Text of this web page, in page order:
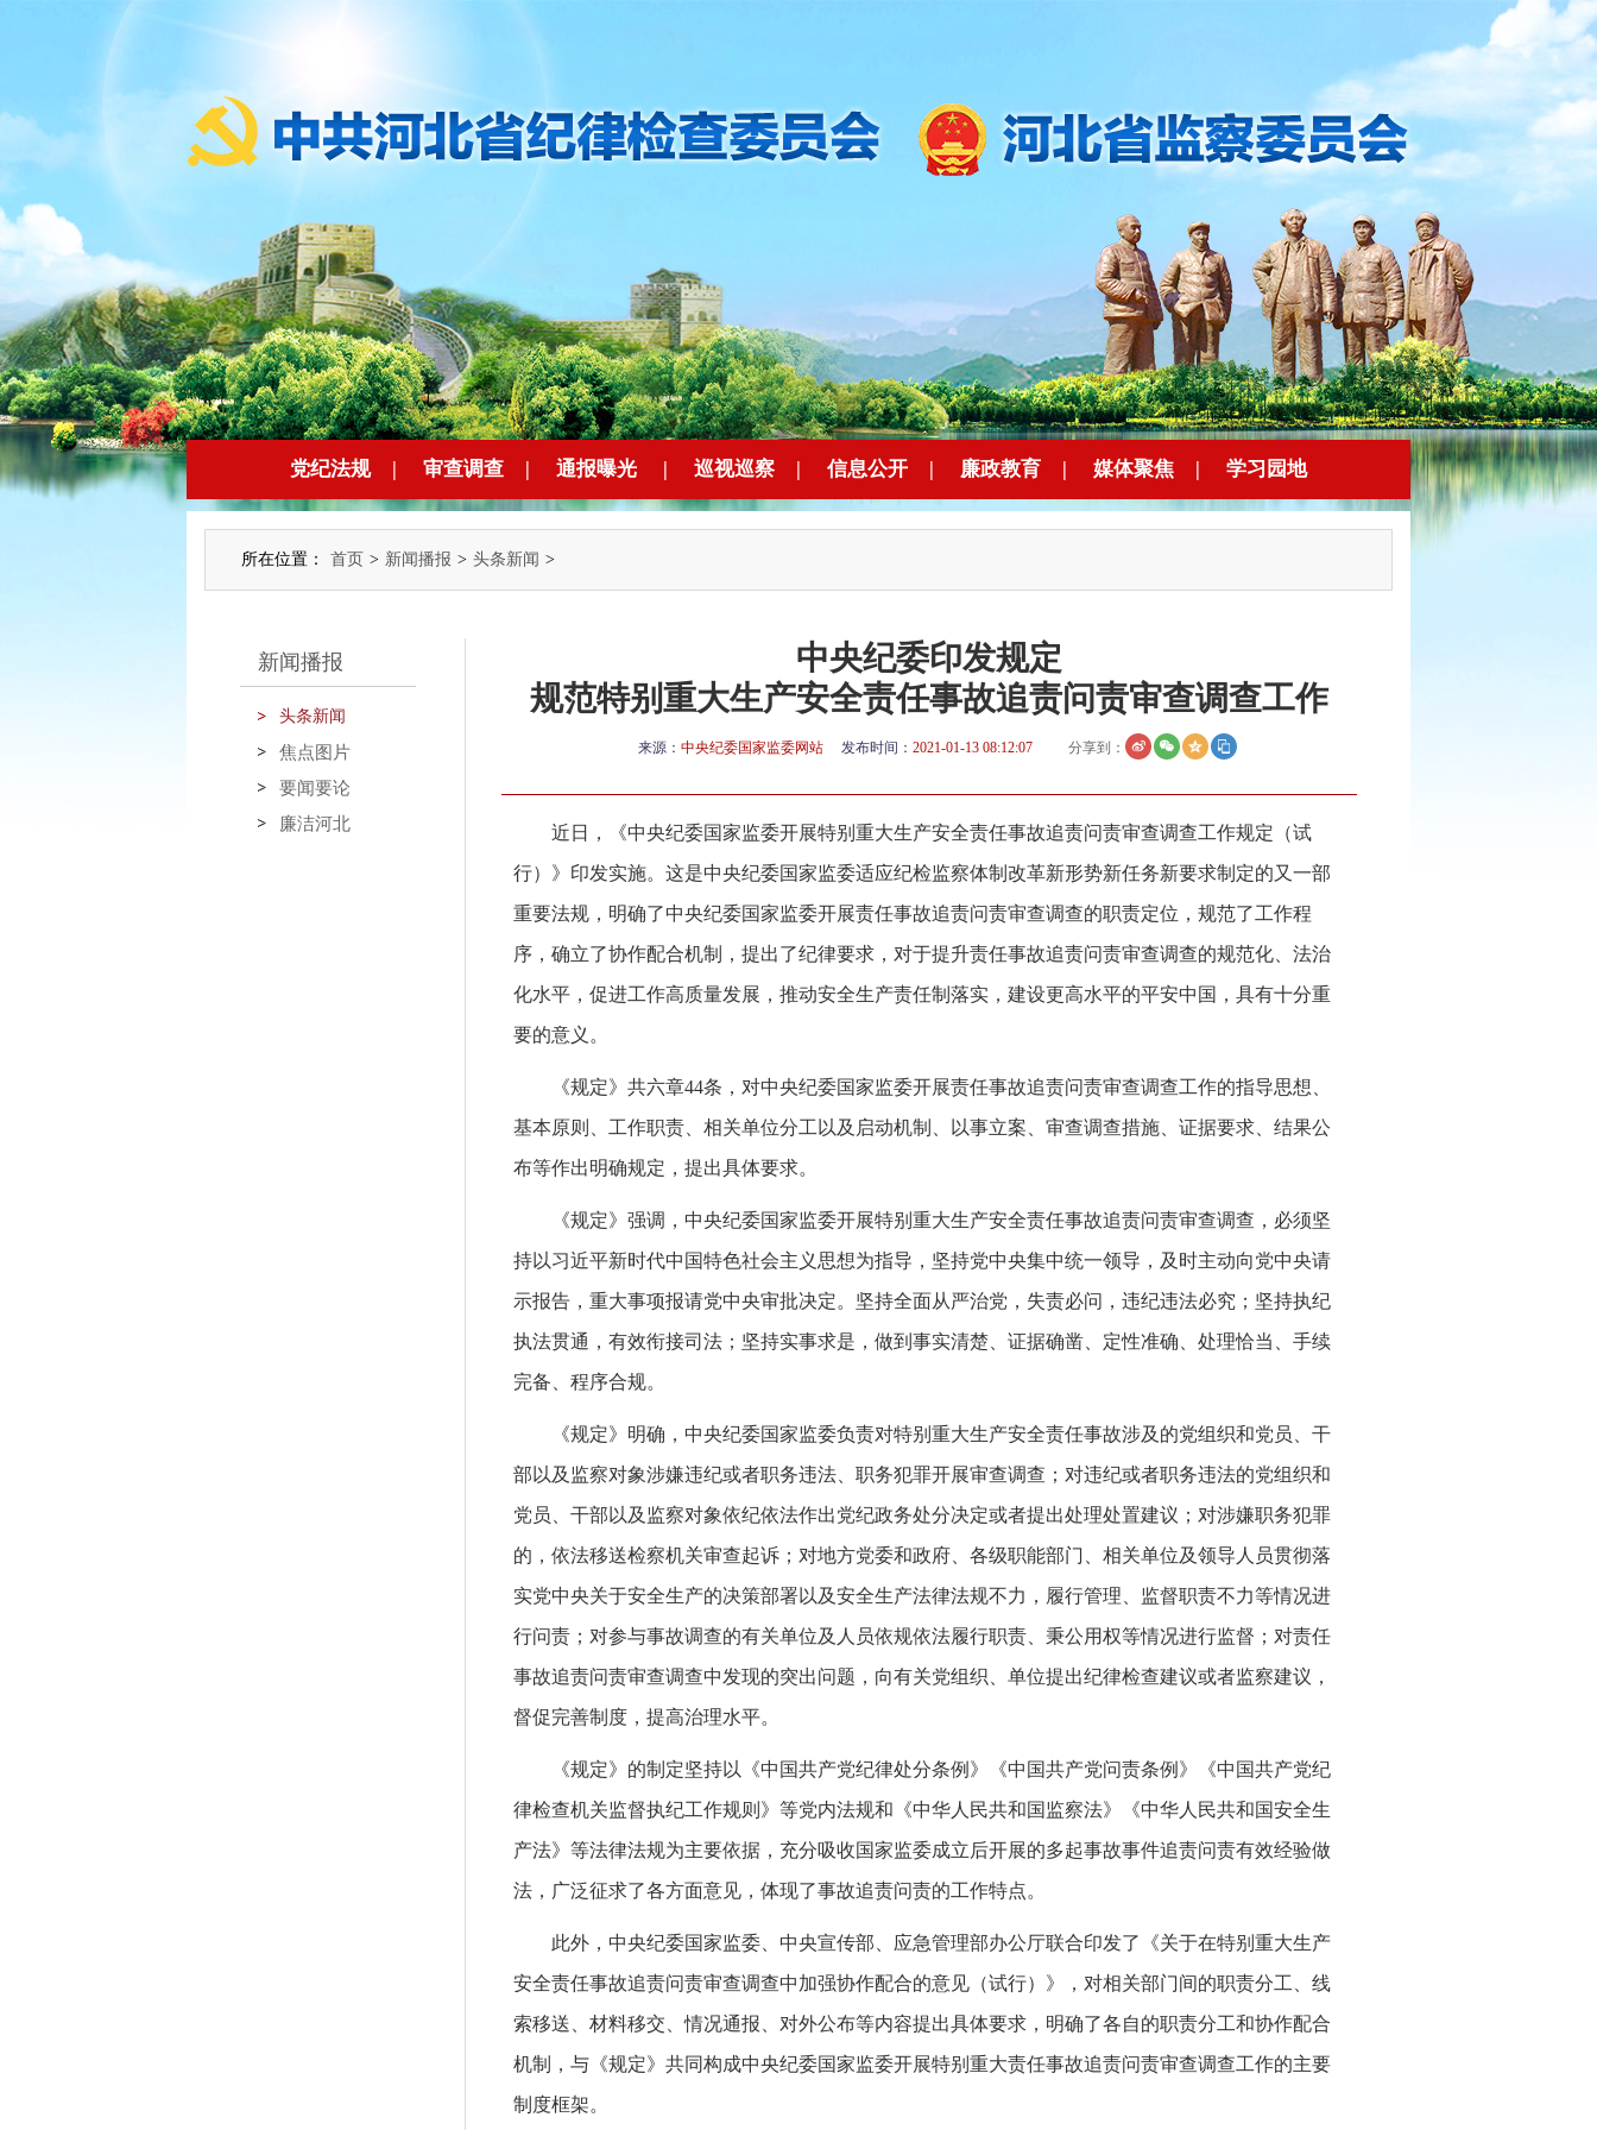
党纪法规 | 审查调查 | 通报曝光 | 巡视巡察 | 信息公开 | 廉政教育 | 媒体聚焦 | 学习园地
所在位置： 首页 > 新闻播报 > 头条新闻 >
新闻播报
头条新闻
焦点图片
要闻要论
廉洁河北
中央纪委印发规定
规范特别重大生产安全责任事故追责问责审查调查工作
来源： 中央纪委国家监委网站 发布时间： 2021-01-13 08:12:07 分享到：
近日，《中央纪委国家监委开展特别重大生产安全责任事故追责问责审查调查工作规定（试
行）》印发实施。这是中央纪委国家监委适应纪检监察体制改革新形势新任务新要求制定的又一部
重要法规，明确了中央纪委国家监委开展责任事故追责问责审查调查的职责定位，规范了工作程
序，确立了协作配合机制，提出了纪律要求，对于提升责任事故追责问责审查调查的规范化、法治
化水平，促进工作高质量发展，推动安全生产责任制落实，建设更高水平的平安中国，具有十分重
要的意义。
《规定》共六章44条，对中央纪委国家监委开展责任事故追责问责审查调查工作的指导思想、
基本原则、工作职责、相关单位分工以及启动机制、以事立案、审查调查措施、证据要求、结果公
布等作出明确规定，提出具体要求。
《规定》强调，中央纪委国家监委开展特别重大生产安全责任事故追责问责审查调查，必须坚
持以习近平新时代中国特色社会主义思想为指导，坚持党中央集中统一领导，及时主动向党中央请
示报告，重大事项报请党中央审批决定。坚持全面从严治党，失责必问，违纪违法必究；坚持执纪
执法贯通，有效衔接司法；坚持实事求是，做到事实清楚、证据确凿、定性准确、处理恰当、手续
完备、程序合规。
《规定》明确，中央纪委国家监委负责对特别重大生产安全责任事故涉及的党组织和党员、干
部以及监察对象涉嫌违纪或者职务违法、职务犯罪开展审查调查；对违纪或者职务违法的党组织和
党员、干部以及监察对象依纪依法作出党纪政务处分决定或者提出处理处置建议；对涉嫌职务犯罪
的，依法移送检察机关审查起诉；对地方党委和政府、各级职能部门、相关单位及领导人员贯彻落
实党中央关于安全生产的决策部署以及安全生产法律法规不力，履行管理、监督职责不力等情况进
行问责；对参与事故调查的有关单位及人员依规依法履行职责、秉公用权等情况进行监督；对责任
事故追责问责审查调查中发现的突出问题，向有关党组织、单位提出纪律检查建议或者监察建议，
督促完善制度，提高治理水平。
《规定》的制定坚持以《中国共产党纪律处分条例》《中国共产党问责条例》《中国共产党纪
律检查机关监督执纪工作规则》等党内法规和《中华人民共和国监察法》《中华人民共和国安全生
产法》等法律法规为主要依据，充分吸收国家监委成立后开展的多起事故事件追责问责有效经验做
法，广泛征求了各方面意见，体现了事故追责问责的工作特点。
此外，中央纪委国家监委、中央宣传部、应急管理部办公厅联合印发了《关于在特别重大生产
安全责任事故追责问责审查调查中加强协作配合的意见（试行）》，对相关部门间的职责分工、线
索移送、材料移交、情况通报、对外公布等内容提出具体要求，明确了各自的职责分工和协作配合
机制，与《规定》共同构成中央纪委国家监委开展特别重大责任事故追责问责审查调查工作的主要
制度框架。